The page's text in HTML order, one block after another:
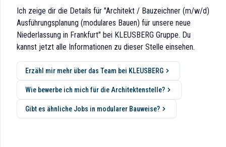
damit Bauzeiten um rund 70 Prozent gegenüber
Zusammenarbeit und klare Strukturen, um
Büro und Verwaltung in modularer Bauweise
sowie den Bauherren
Ich zeige dir die Details für "Architekt / Bauzeichner (m/w/d)
Ausführungsplanung (modulares Bauen) für unsere neue
Niederlassung in Frankfurt" bei KLEUSBERG Gruppe. Du
kannst jetzt alle Informationen zu dieser Stelle einsehen.
Erzähl mir mehr über das Team bei KLEUSBERG
Wie bewerbe ich mich für die Architektenstelle?
Gibt es ähnliche Jobs in modularer Bauweise?